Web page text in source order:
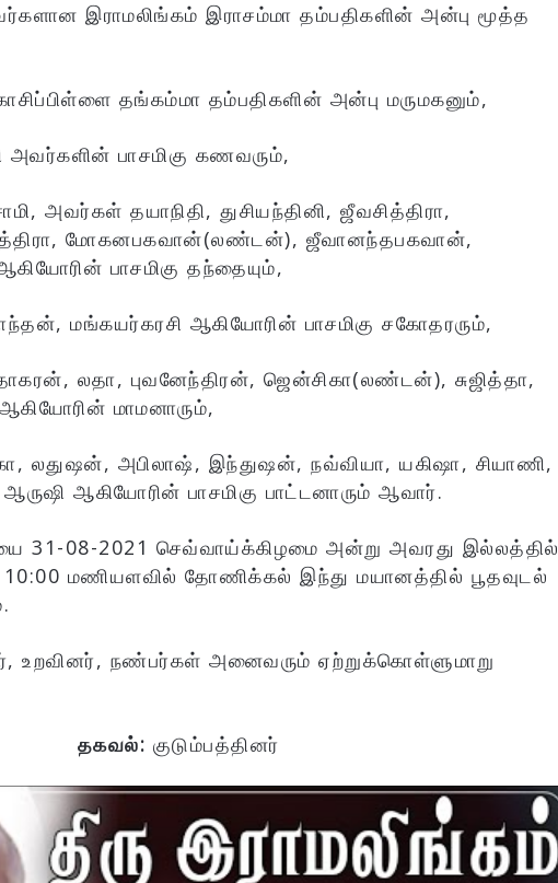
இராமலிங்கம் இராசம்மா தம்பதிகளின் அன்பு மூத்த
தங்கம்மா தம்பதிகளின் அன்பு மருமகனும்,
பாசமிகு கணவரும்,
அவர்கள் தயாநிதி, துசியந்தினி, ஜீவசித்திரா,
மோகனபகவான்(லண்டன்), ஜீவானந்தபகவான்,
பாசமிகு தந்தையும்,
மங்கயர்கரசி ஆகியோரின் பாசமிகு சகோதரரும்,
லதா, புவனேந்திரன், ஜென்சிகா(லண்டன்), சுஜித்தா,
மாமனாரும்,
லதுஷன், அபிலாஷ், இந்துஷன், நவ்வியா, யகிஷா, சியாணி,
ஆகியோரின் பாசமிகு பாட்டனாரும் ஆவார்.
31-08-2021 செவ்வாய்க்கிழமை அன்று அவரது இல்லத்தில்
10:00 மணியளவில் தோணிக்கல் இந்து மயானத்தில் பூதவுடல்
உறவினர், நண்பர்கள் அனைவரும் ஏற்றுக்கொள்ளுமாறு
தகவல்: குடும்பத்தினர்